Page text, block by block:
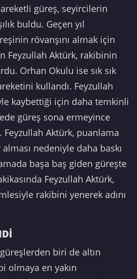
güreş, seyircilerin
buldu. Geçen yıl
rövanşını almak için
Feyzullah Aktürk, rakibinin
Orhan Okulu ise sık sık
kullandı. Feyzullah
kaybettiği için daha temkinli
güreş sona ermeyince
Aktürk, puanlama
nedeniyle daha baskı
başa baş giden güreşte
Feyzullah Aktürk,
rakibini yenerek adını
biri de altın
olmaya en yakın